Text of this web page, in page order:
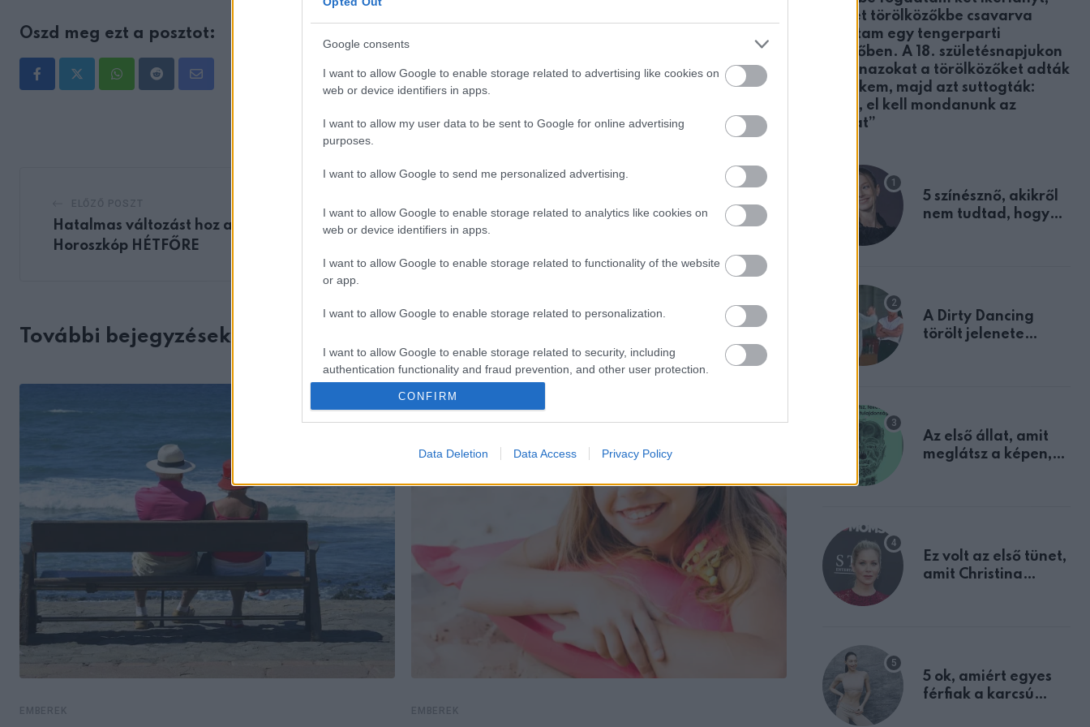
Google consents
I want to allow Google to enable storage related to advertising like cookies on
web or device identifiers in apps.
I want to allow my user data to be sent to Google for online advertising
purposes.
I want to allow Google to send me personalized advertising.
I want to allow Google to enable storage related to analytics like cookies on
web or device identifiers in apps.
I want to allow Google to enable storage related to functionality of the website
or app.
I want to allow Google to enable storage related to personalization.
I want to allow Google to enable storage related to security, including
authentication functionality and fraud prevention, and other user protection.
CONFIRM
Data Deletion Data Access Privacy Policy
Oszd meg ezt a posztot:
WhatsappRedditShare
Hatalmas változást hoz a HÉTFŐ!
Horoszkóp HÉTFŐRE
KÖVETKEZŐ POSZT
Fotókon a TV2 dúsgazdag szereplőjének
További bejegyzések
EMBEREK
akiket törölközőkbe csavarva
találtam egy tengerparti
öltözőben. A 18. születésnapjukon
ugyanazokat a törölközőket adták
át nekem, majd azt suttogták:
„Apa, el kell mondanunk az
igazat”
5 színésznő, akikről
nem tudtad, hogy
A Dirty Dancing
törölt jelenete
Az első állat, amit
meglátsz a képen,
Ez volt az első tünet,
amit Christina
5 ok, amiért egyes
férfiak a karcsú